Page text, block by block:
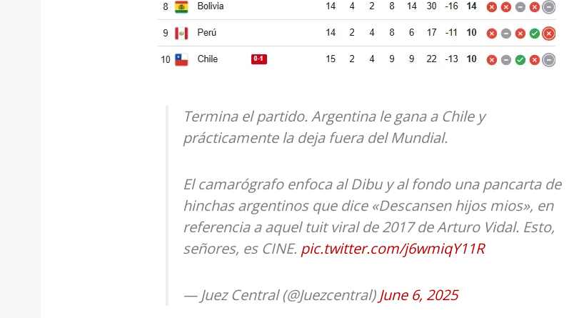
Termina el partido. Argentina le gana a Chile y
prácticamente la deja fuera del Mundial.
El camarógrafo enfoca al Dibu y al fondo una pancarta de
hinchas argentinos que dice «Descansen hijos mios», en
referencia a aquel tuit viral de 2017 de Arturo Vidal. Esto,
señores, es CINE. pic.twitter.com/j6wmiqY11R
— Juez Central (@Juezcentral) June 6, 2025